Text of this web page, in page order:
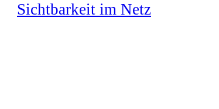
Sichtbarkeit im Netz